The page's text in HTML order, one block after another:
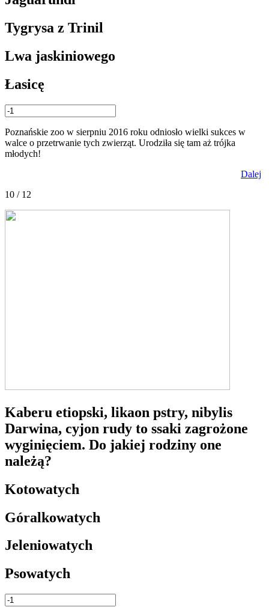
Tygrysa z Trinil
Lwa jaskiniowego
Łasicę
Poznańskie zoo w sierpniu 2016 roku odniosło wielki sukces w
walce o przetrwanie tych zwierząt. Urodziła się tam aż trójka
młodych!
Dalej
10 / 12
Kaberu etiopski, likaon pstry, nibylis
Darwina, cyjon rudy to ssaki zagrożone
wyginięciem. Do jakiej rodziny one
należą?
Kotowatych
Góralkowatych
Jeleniowatych
Psowatych